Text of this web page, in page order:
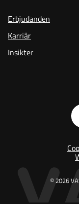
Erbjudanden
Karriär
Insikter
© 2026